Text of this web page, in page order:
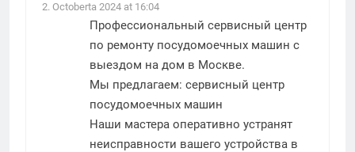
2. Octoberta 2024 at 16:04
Профессиональный сервисный центр
по ремонту посудомоечных машин с
выездом на дом в Москве.
Мы предлагаем: сервисный центр
посудомоечных машин
Наши мастера оперативно устранят
неисправности вашего устройства в